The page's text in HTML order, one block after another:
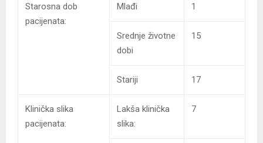
Starosna dob
pacijenata:
Mlađi 1
Srednje životne
dobi
15
Stariji 17
Klinička slika
pacijenata:
Lakša klinička
slika:
7